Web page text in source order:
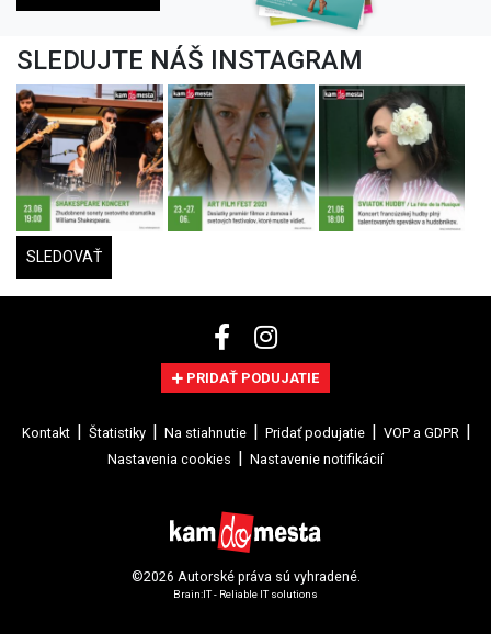
SLEDUJTE NÁŠ INSTAGRAM
SLEDOVAŤ
PRIDAŤ PODUJATIE
Kontakt Štatistiky Na stiahnutie Pridať podujatie
VOP a GDPR
Nastavenia cookies
Nastavenie notifikácií
©2026 Autorské práva sú vyhradené.
Brain:IT - Reliable IT solutions